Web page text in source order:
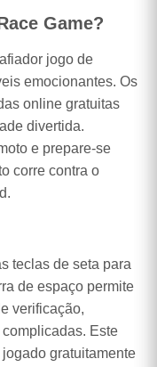
Game?
jogo de
emocionantes. Os
online gratuitas
divertida.
e prepare-se
corre contra o
teclas de seta para
de espaço permite
verificação,
Este
gratuitamente